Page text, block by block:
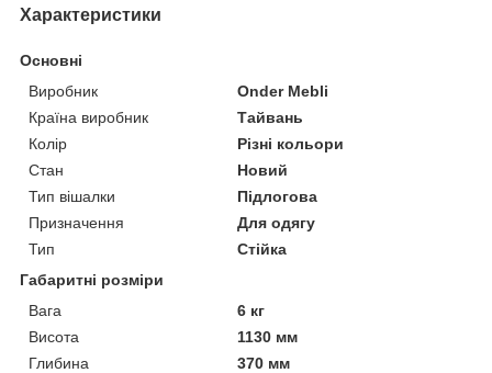
Характеристики
Основні
Виробник
Onder Mebli
Країна виробник
Тайвань
Колір
Різні кольори
Стан
Новий
Тип вішалки
Підлогова
Призначення
Для одягу
Тип
Стійка
Габаритні розміри
Вага
6 кг
Висота
1130 мм
Глибина
370 мм